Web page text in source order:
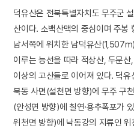
덕유산은 전북특별자치도 무주군
산이다. 소백산맥의 중심이며 주
남서쪽에 위치한 남덕유산
이루는 능선을 따라 적상산, 두문
이상의 고산들로 이어져 있다. 덕
북동 사면(설천면 방향)에 무주 구
(안성면 방향)에 칠연·용추폭포가
위천면 방향)에 낙동강의 지류인